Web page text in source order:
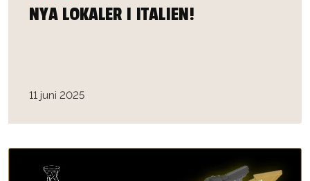
NYA LOKALER I ITALIEN!
11 juni 2025